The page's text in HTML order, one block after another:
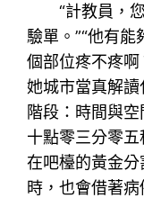
“計教員，您
驗單。”“他有
個部位疼不疼啊
她城市當真解
階段：時間與
十點零三分零
在吧檯的黃金
時，也會借著